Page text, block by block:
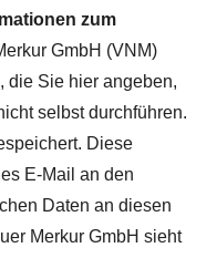
zum
GmbH (VNM)
die Sie hier angeben,
selbst durchführen.
Diese
E-Mail an den
Daten an diesen
Merkur GmbH sieht